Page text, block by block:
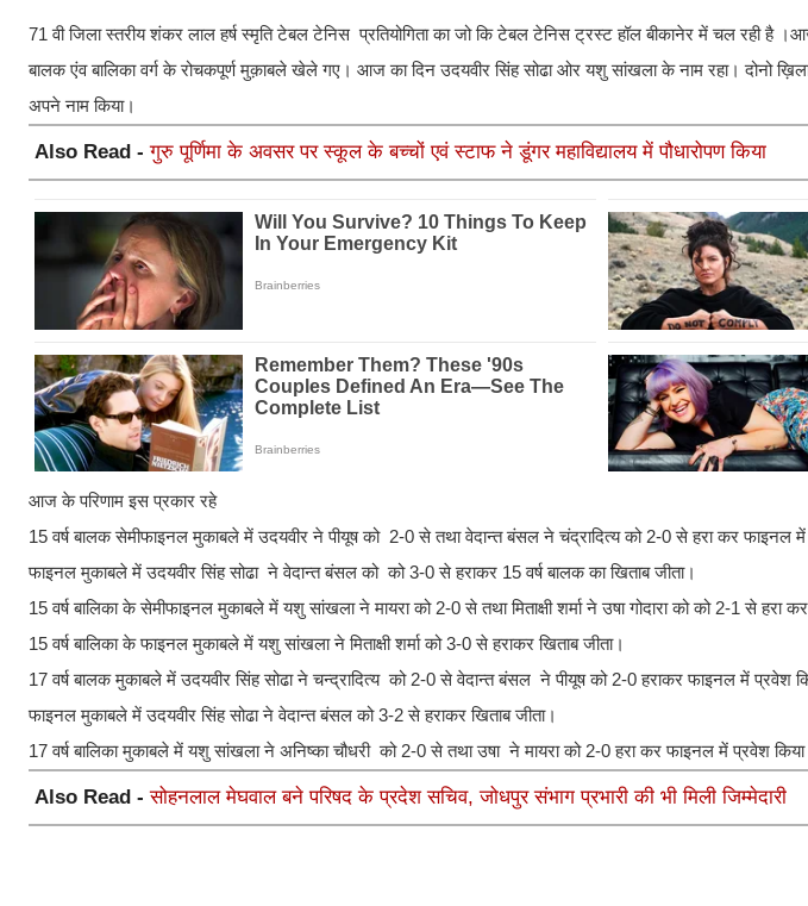
71 वी जिला स्तरीय शंकर लाल हर्ष स्मृति टेबल टेनिस प्रतियोगिता का जो कि टेबल टेनिस ट्रस्ट हॉल बीकानेर में चल रही है
बालक एंव बालिका वर्ग के रोचकपूर्ण मुक़ाबले खेले गए। आज का दिन उदयवीर सिंह सोढा ओर यशु सांखला के नाम रहा। दोनो
अपने नाम किया।
Also Read -गुरु पूर्णिमा के अवसर पर स्कूल के बच्चों एवं स्टाफ ने डूंगर महाविद्यालय में पौधारोपण किया
आज के परिणाम इस प्रकार रहे
15 वर्ष बालक सेमीफाइनल मुकाबले में उदयवीर ने पीयूष को 2-0 से तथा वेदान्त बंसल ने चंद्रादित्य को 2-0 से हरा कर फाइनल में
फाइनल मुकाबले में उदयवीर सिंह सोढा ने वेदान्त बंसल को को 3-0 से हराकर 15 वर्ष बालक का खिताब जीता।
15 वर्ष बालिका के सेमीफाइनल मुकाबले में यशु सांखला ने मायरा को 2-0 से तथा मिताक्षी शर्मा ने उषा गोदारा को को 2-1 से हरा
15 वर्ष बालिका के फाइनल मुकाबले में यशु सांखला ने मिताक्षी शर्मा को 3-0 से हराकर खिताब जीता।
17 वर्ष बालक मुकाबले में उदयवीर सिंह सोढा ने चन्द्रादित्य को 2-0 से वेदान्त बंसल ने पीयूष को 2-0 हराकर फाइनल में प्रवेश
फाइनल मुकाबले में उदयवीर सिंह सोढा ने वेदान्त बंसल को 3-2 से हराकर खिताब जीता।
17 वर्ष बालिका मुकाबले में यशु सांखला ने अनिष्का चौधरी को 2-0 से तथा उषा ने मायरा को 2-0 हरा कर फाइनल में प्रवेश
Also Read -सोहनलाल मेघवाल बने परिषद के प्रदेश सचिव, जोधपुर संभाग प्रभारी की भी मिली जिम्मेदारी